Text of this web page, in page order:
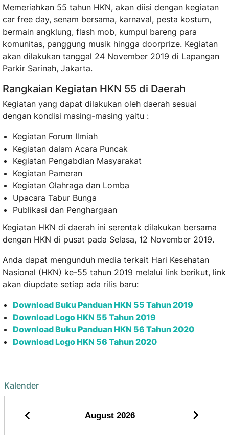
Memeriahkan 55 tahun HKN, akan diisi dengan kegiatan
car free day, senam bersama, karnaval, pesta kostum,
bermain angklung, flash mob, kumpul bareng para
komunitas, panggung musik hingga doorprize. Kegiatan
akan dilakukan tanggal 24 November 2019 di Lapangan
Parkir Sarinah, Jakarta.
Rangkaian Kegiatan HKN 55 di Daerah
Kegiatan yang dapat dilakukan oleh daerah sesuai
dengan kondisi masing-masing yaitu :
Kegiatan Forum Ilmiah
Kegiatan dalam Acara Puncak
Kegiatan Pengabdian Masyarakat
Kegiatan Pameran
Kegiatan Olahraga dan Lomba
Upacara Tabur Bunga
Publikasi dan Penghargaan
Kegiatan HKN di daerah ini serentak dilakukan bersama
dengan HKN di pusat pada Selasa, 12 November 2019.
Anda dapat mengunduh media terkait Hari Kesehatan
Nasional (HKN) ke-55 tahun 2019 melalui link berikut, link
akan diupdate setiap ada rilis baru:
Download Buku Panduan HKN 55 Tahun 2019
Download Logo HKN 55 Tahun 2019
Download Buku Panduan HKN 56 Tahun 2020
Download Logo HKN 56 Tahun 2020
Kalender
August 2026